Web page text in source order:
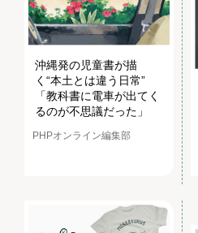
沖縄発の児童書が描
く“本土とは違う日常”
「教科書に電車が出てく
るのが不思議だった」
PHPオンライン編集部